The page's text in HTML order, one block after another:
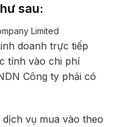
sau:
Limited
doanh trực tiếp
tính vào chi phí
Công ty phải có
vụ mua vào theo